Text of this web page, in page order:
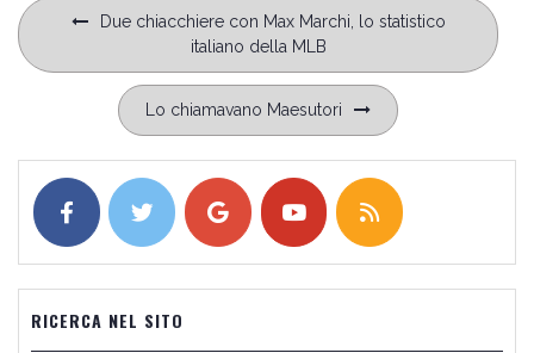
Navigazione
articoli
Due chiacchiere con Max Marchi, lo statistico
italiano della MLB
Lo chiamavano Maesutori
RICERCA NEL SITO